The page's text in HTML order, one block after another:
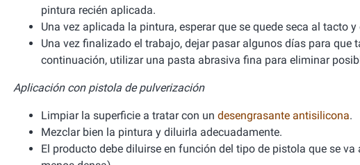
pintura recién aplicada.
Una vez aplicada la pintura, esperar que se quede seca al tacto
Una vez finalizado el trabajo, dejar pasar algunos días para
continuación, utilizar una pasta abrasiva fina para eliminar
Aplicación con pistola de pulverización
Limpiar la superficie a tratar con un desengrasante antisilicona.
Mezclar bien la pintura y diluirla adecuadamente.
El producto debe diluirse en función del tipo de pistola que se